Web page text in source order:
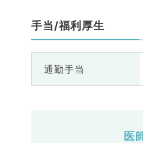
手当/福利厚生
通勤手当
医